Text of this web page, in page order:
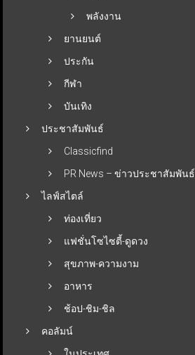
พลังงาน
ยานยนต์
ประกัน
กีฬา
บันเทิง
ประชาสัมพันธ์
Classicfind
PR News – ข่าวประชาสัมพันธ์
ไลฟ์สไตล์
ท่องเที่ยว
แฟชั่นโซไซตี้-ดูดวง
สุขภาพ-ความงาม
อาหาร
ช้อป-ชิม-ชิล
คอลัมน์